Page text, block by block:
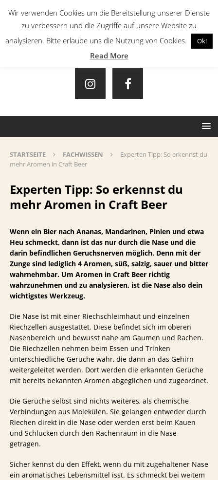
STARTSEITE FACHWISSEN
Experten Tipp: So erkennst du
mehr Aromen in Craft Beer
Experten Tipp: So erkennst du
mehr Aromen in Craft Beer
Wenn ein Bier nach Ananas, Mandarinen, Pinien und etwa
Heu schmeckt, dann ist das nur durch die Nase und die
darin befindlichen Geruchsnerven möglich. Denn mit der
Zunge sind lediglich 4 Aromen, süß, salzig, sauer und bitter
wahrnehmbar. Um Aromen in Craft Beer richtig
wahrzunehmen und zu analysieren, ist die Nase also dein
wichtigstes Werkzeug.
Die Nase ist mit einer Riechschleimhaut und einzelnen
Riechzellen ausgestattet. Diese befindet sich im oberen
Nasenbereich und bewusst nahe am Gaumen und Rachen.
Die Riechzellen nehmen beim Essen und Trinken
unterschiedliche Gerüche wahr, die dann an das Gehirn
weitergeleitet werden. Dort werden die erkannten Gerüche
mit bereits bekannten Aromen abgeglichen und zugeordnet.
Die Gerüche selbst sind nichts weiteres, als chemische
Verbindungen aus Molekülen. Sie gelangen entweder durch
Riechen direkt in die Nase oder werden erst beim Kauen
und Schlucken durch den Rachenraum in die Nase
getragen.
Sicher kennst du den Effekt, wenn du mit zugehaltener Nase
ein aromatisches Lebensmittel isst. Es schmeckt bei weitem
Wir verwenden Cookies um die Bereitstellung unserer Dienste
zu verbessern und die Zugriffe auf unsere Website zu
analysieren. Bitte erlaube uns die Nutzung von Cookies.
Ok!
Read More